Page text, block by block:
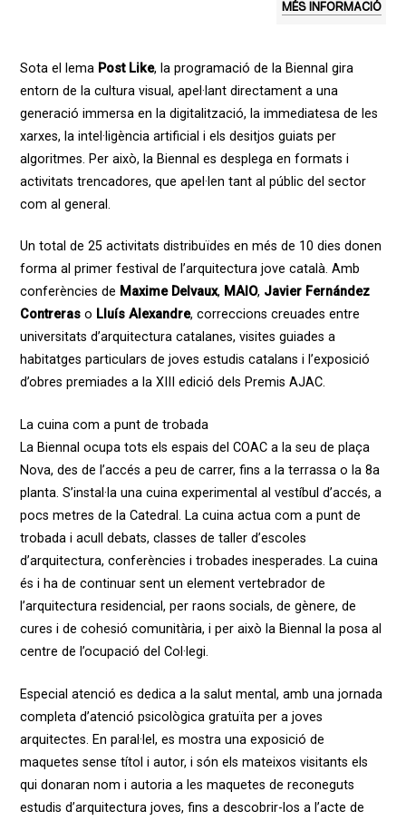
MÉS INFORMACIÓ
Sota el lema Post Like, la programació de la Biennal gira
entorn de la cultura visual, apel·lant directament a una
generació immersa en la digitalització, la immediatesa de les
xarxes, la intel·ligència artificial i els desitjos guiats per
algoritmes. Per això, la Biennal es desplega en formats i
activitats trencadores, que apel·len tant al públic del sector
com al general.
Un total de 25 activitats distribuïdes en més de 10 dies donen
forma al primer festival de l’arquitectura jove català. Amb
conferències de Maxime Delvaux, MAIO, Javier Fernández
Contreraso Lluís Alexandre, correccions creuades entre
universitats d’arquitectura catalanes, visites guiades a
habitatges particulars de joves estudis catalans i l’exposició
d’obres premiades a la XIII edició dels Premis AJAC.
La cuina com a punt de trobada
La Biennal ocupa tots els espais del COAC a la seu de plaça
Nova, des de l’accés a peu de carrer, fins a la terrassa o la 8a
planta. S’instal·la una cuina experimental al vestíbul d’accés, a
pocs metres de la Catedral. La cuina actua com a punt de
trobada i acull debats, classes de taller d’escoles
d’arquitectura, conferències i trobades inesperades. La cuina
és i ha de continuar sent un element vertebrador de
l’arquitectura residencial, per raons socials, de gènere, de
cures i de cohesió comunitària, i per això la Biennal la posa al
centre de l’ocupació del Col·legi.
Especial atenció es dedica a la salut mental, amb una jornada
completa d’atenció psicològica gratuïta per a joves
arquitectes. En paral·lel, es mostra una exposició de
maquetes sense títol i autor, i són els mateixos visitants els
qui donaran nom i autoria a les maquetes de reconeguts
estudis d’arquitectura joves, fins a descobrir-los a l’acte de